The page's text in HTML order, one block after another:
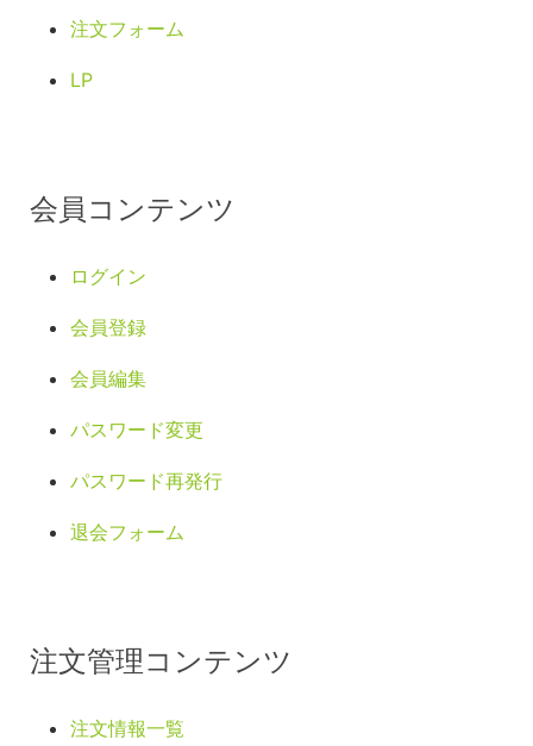
注文フォーム
LP
会員コンテンツ
ログイン
会員登録
会員編集
パスワード変更
パスワード再発行
退会フォーム
注文管理コンテンツ
注文情報一覧